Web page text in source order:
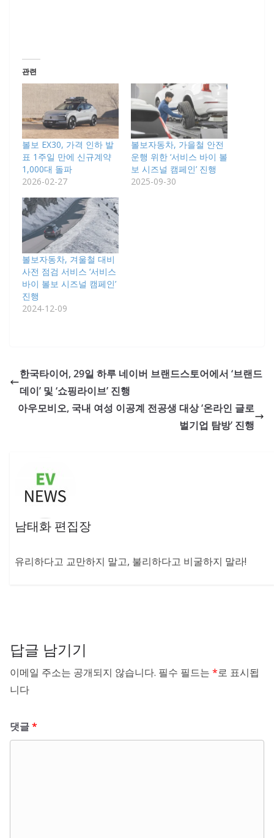
관련
볼보 EX30, 가격 인하 발
표 1주일 만에 신규계약
1,000대 돌파
2026-02-27
볼보자동차, 가을철 안전
운행 위한 ‘서비스 바이 볼
보 시즈널 캠페인’ 진행
2025-09-30
볼보자동차, 겨울철 대비
사전 점검 서비스 ‘서비스
바이 볼보 시즈널 캠페인’
진행
2024-12-09
한국타이어, 29일 하루 네이버 브랜드스토어에서 ‘브랜드
데이’ 및 ‘쇼핑라이브’ 진행
아우모비오, 국내 여성 이공계 전공생 대상 ‘온라인 글로
벌기업 탐방’ 진행
남태화 편집장
유리하다고 교만하지 말고, 불리하다고 비굴하지 말라!
답글 남기기
이메일 주소는 공개되지 않습니다. 필수 필드는 *로 표시됩
니다
댓글*